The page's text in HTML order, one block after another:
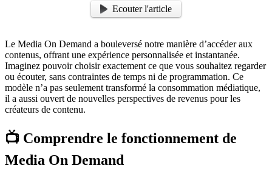
Ecouter l'article
Le Media On Demand a bouleversé notre manière d’accéder aux
contenus, offrant une expérience personnalisée et instantanée.
Imaginez pouvoir choisir exactement ce que vous souhaitez regarder
ou écouter, sans contraintes de temps ni de programmation. Ce
modèle n’a pas seulement transformé la consommation médiatique,
il a aussi ouvert de nouvelles perspectives de revenus pour les
créateurs de contenu.
📺 Comprendre le fonctionnement de
Media On Demand